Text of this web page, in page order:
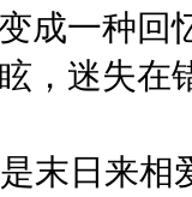
成一种回
，迷失
日来相